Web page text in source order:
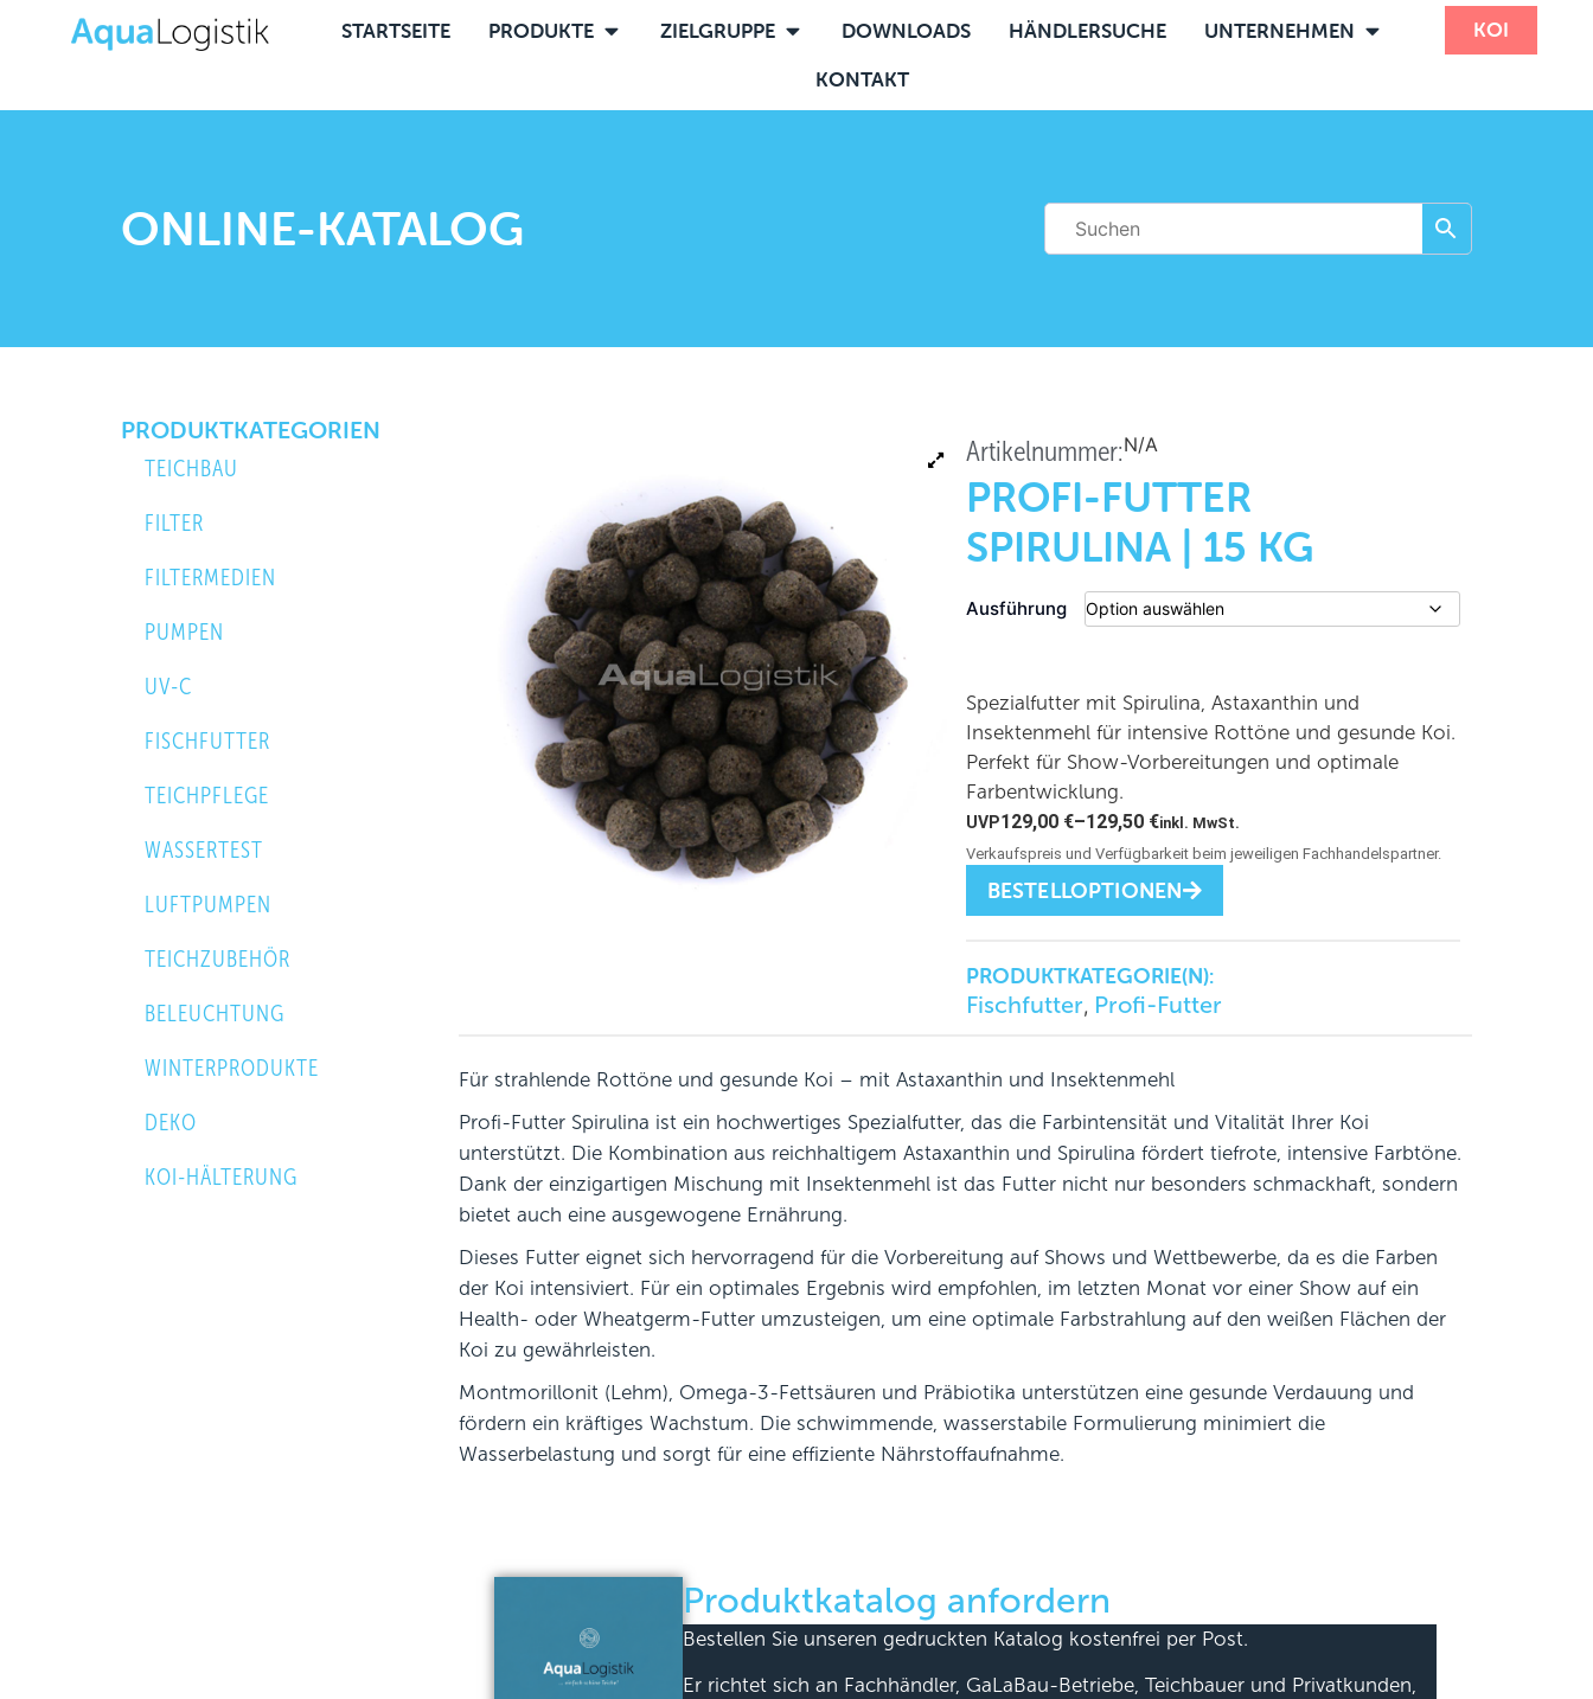
STARTSEITE PRODUKTE ZIELGRUPPE DOWNLOADS HÄNDLERSUCHE
UNTERNEHMEN
KONTAKT
KOI
ONLINE-KATALOG
PRODUKTKATEGORIEN
TEICHBAU
FILTER
FILTERMEDIEN
PUMPEN
UV-C
FISCHFUTTER
TEICHPFLEGE
WASSERTEST
LUFTPUMPEN
TEICHZUBEHÖR
BELEUCHTUNG
WINTERPRODUKTE
DEKO
KOI-HÄLTERUNG
Artikelnummer:N/A
PROFI-FUTTER
SPIRULINA | 15 KG
Ausführung
Spezialfutter mit Spirulina, Astaxanthin und
Insektenmehl für intensive Rottöne und gesunde Koi.
Perfekt für Show-Vorbereitungen und optimale
Farbentwicklung.
129,00 €–129,50 €inkl. MwSt.
BESTELLOPTIONEN
PRODUKTKATEGORIE(N):
Fischfutter, Profi-Futter
Für strahlende Rottöne und gesunde Koi – mit Astaxanthin und Insektenmehl
Profi-Futter Spirulina ist ein hochwertiges Spezialfutter, das die Farbintensität und Vitalität Ihrer Koi
unterstützt. Die Kombination aus reichhaltigem Astaxanthin und Spirulina fördert tiefrote, intensive Farbtöne.
Dank der einzigartigen Mischung mit Insektenmehl ist das Futter nicht nur besonders schmackhaft, sondern
bietet auch eine ausgewogene Ernährung.
Dieses Futter eignet sich hervorragend für die Vorbereitung auf Shows und Wettbewerbe, da es die Farben
der Koi intensiviert. Für ein optimales Ergebnis wird empfohlen, im letzten Monat vor einer Show auf ein
Health- oder Wheatgerm-Futter umzusteigen, um eine optimale Farbstrahlung auf den weißen Flächen der
Koi zu gewährleisten.
Montmorillonit (Lehm), Omega-3-Fettsäuren und Präbiotika unterstützen eine gesunde Verdauung und
fördern ein kräftiges Wachstum. Die schwimmende, wasserstabile Formulierung minimiert die
Wasserbelastung und sorgt für eine effiziente Nährstoffaufnahme.
Produktkatalog anfordern
Bestellen Sie unseren gedruckten Katalog kostenfrei per Post.
Er richtet sich an Fachhändler, GaLaBau-Betriebe, Teichbauer und Privatkunden,